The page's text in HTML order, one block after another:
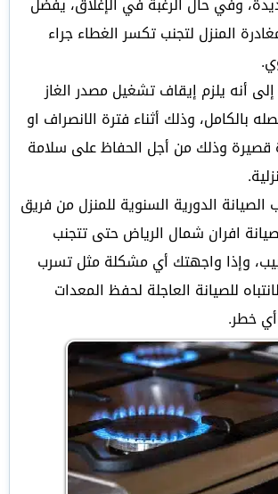
المنزل لتجنب تكسر الغطاء جراء
إلى أنه يلزم إيقاف تشغيل مصدر الغاز
بالكامل، وذلك أثناء فترة الانصراف او
قصيرة وذلك من أجل الحفاظ على سلامة
الدورية السنوية للمنزل من فريق
افران شمال الرياض حتى تتجنب
وإذا واجهتك أي مشكلة مثل تسرب
للصيانة العاجلة لحفظ المعدات
خطر.